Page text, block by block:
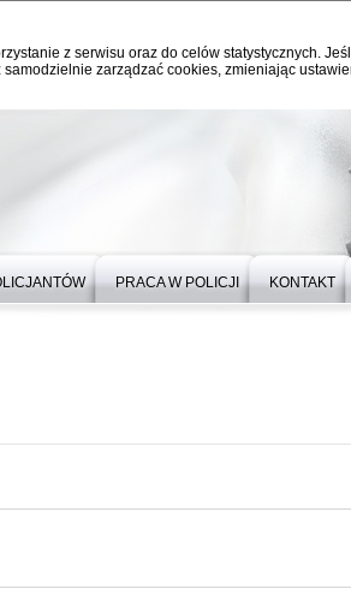
z serwisu oraz do celów statystycznych.
zarządzać cookies, zmieniając
PRACA W POLICJI KONTAKT